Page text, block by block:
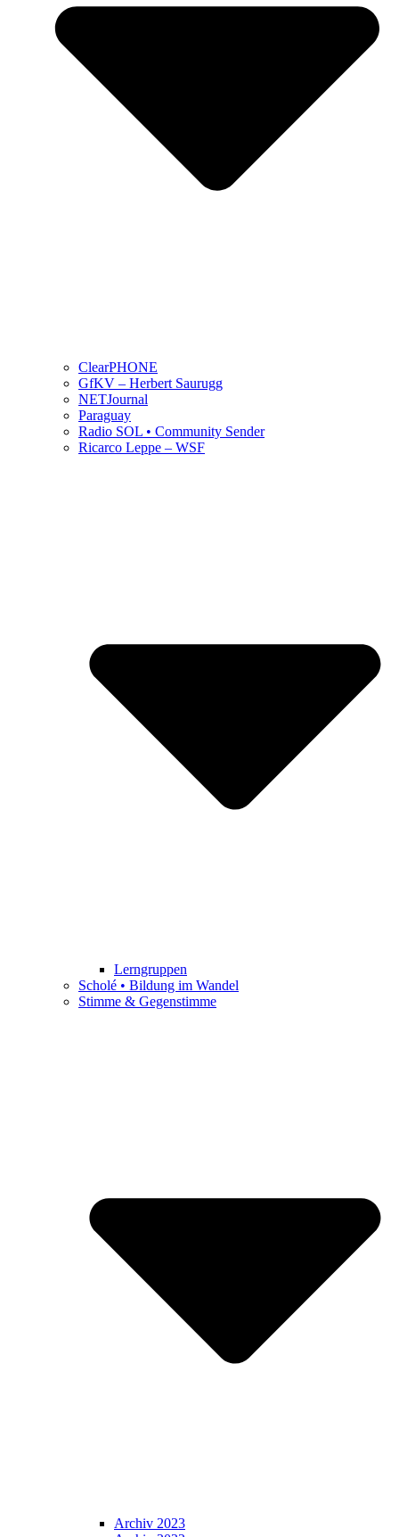
ClearPHONE
GfKV – Herbert Saurugg
NETJournal
Paraguay
Radio SOL • Community Sender
Ricarco Leppe – WSF
Lerngruppen
Scholé • Bildung im Wandel
Stimme & Gegenstimme
Archiv 2023